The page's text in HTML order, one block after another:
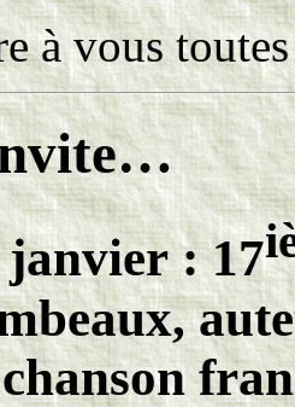
à vous
janvier : 17
,